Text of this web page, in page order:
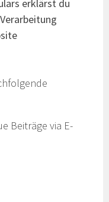
erklärst du
Beiträge via E-